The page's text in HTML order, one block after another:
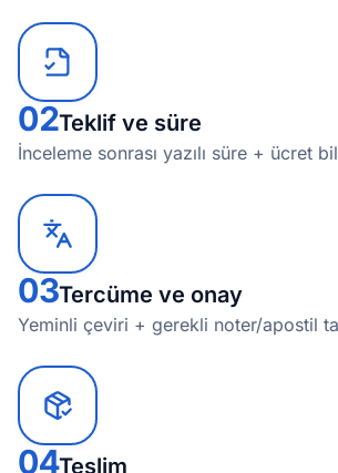
02Teklif ve süre
İnceleme sonrası yazılı süre + ücret
03Tercüme ve onay
Yeminli çeviri + gerekli noter/apostil
04Teslim